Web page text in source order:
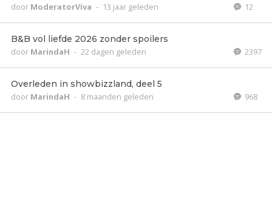
door ModeratorViva - 13 jaar geleden 12
B&B vol liefde 2026 zonder spoilers
door MarindaH - 22 dagen geleden 2397
Overleden in showbizzland, deel 5
door MarindaH - 8 maanden geleden 968